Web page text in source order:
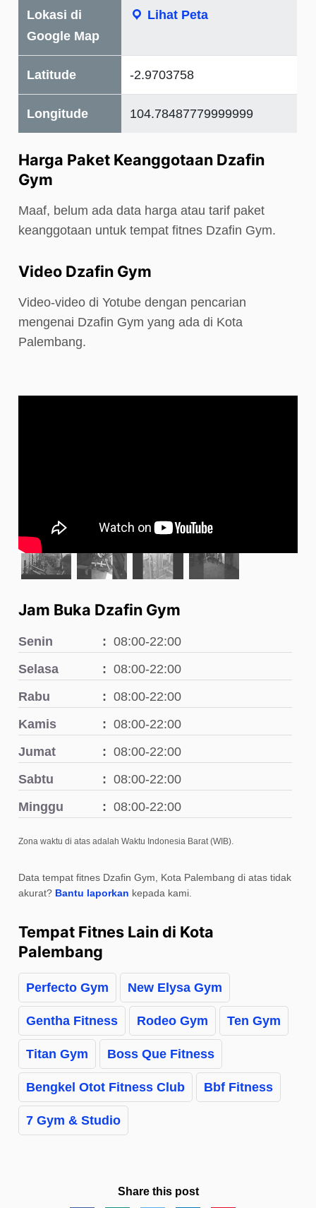
Lokasi di
Google Map
Lihat Peta
Latitude -2.9703758
Longitude 104.78487779999999
Harga Paket Keanggotaan Dzafin
Gym
Maaf, belum ada data harga atau tarif paket
keanggotaan untuk tempat fitnes Dzafin Gym.
Video Dzafin Gym
Video-video di Yotube dengan pencarian
mengenai Dzafin Gym yang ada di Kota
Palembang.
Jam Buka Dzafin Gym
Senin
08:00-22:00
Selasa
08:00-22:00
Rabu
08:00-22:00
Kamis
08:00-22:00
Jumat
08:00-22:00
Sabtu
08:00-22:00
Minggu
08:00-22:00
Zona waktu di atas adalah Waktu Indonesia Barat (WIB).
Data tempat fitnes Dzafin Gym, Kota Palembang di atas tidak
akurat? Bantu laporkan kepada kami.
Tempat Fitnes Lain di Kota
Palembang
Perfecto Gym New Elysa Gym
Gentha Fitness Rodeo Gym Ten Gym
Titan Gym Boss Que Fitness
Bengkel Otot Fitness Club Bbf Fitness
7 Gym & Studio
Share this post